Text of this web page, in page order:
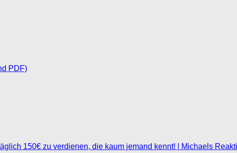
PDF)
150€ zu verdienen, die kaum jemand kennt! | Michaels